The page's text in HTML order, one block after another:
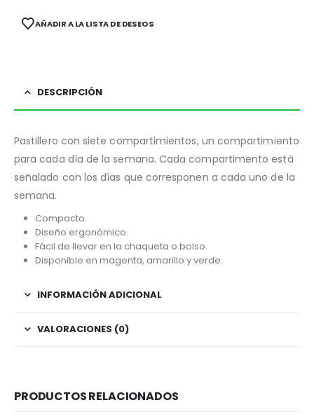
AÑADIR A LA LISTA DE DESEOS
DESCRIPCIÓN
Pastillero con siete compartimientos, un compartimiento
para cada día de la semana. Cada compartimento está
señalado con los días que corresponen a cada uno de la
semana.
Compacto.
Diseño ergonómico.
Fácil de llevar en la chaqueta o bolso.
Disponible en magenta, amarillo y verde.
INFORMACIÓN ADICIONAL
VALORACIONES (0)
PRODUCTOS RELACIONADOS